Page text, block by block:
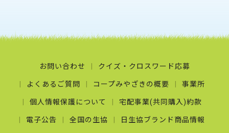
お問い合わせ クイズ・クロスワード応募
よくあるご質問 コープみやざきの概要 事業所
個人情報保護について 宅配事業(共同購入)約款
電子公告 全国の生協 日生協ブランド商品情報